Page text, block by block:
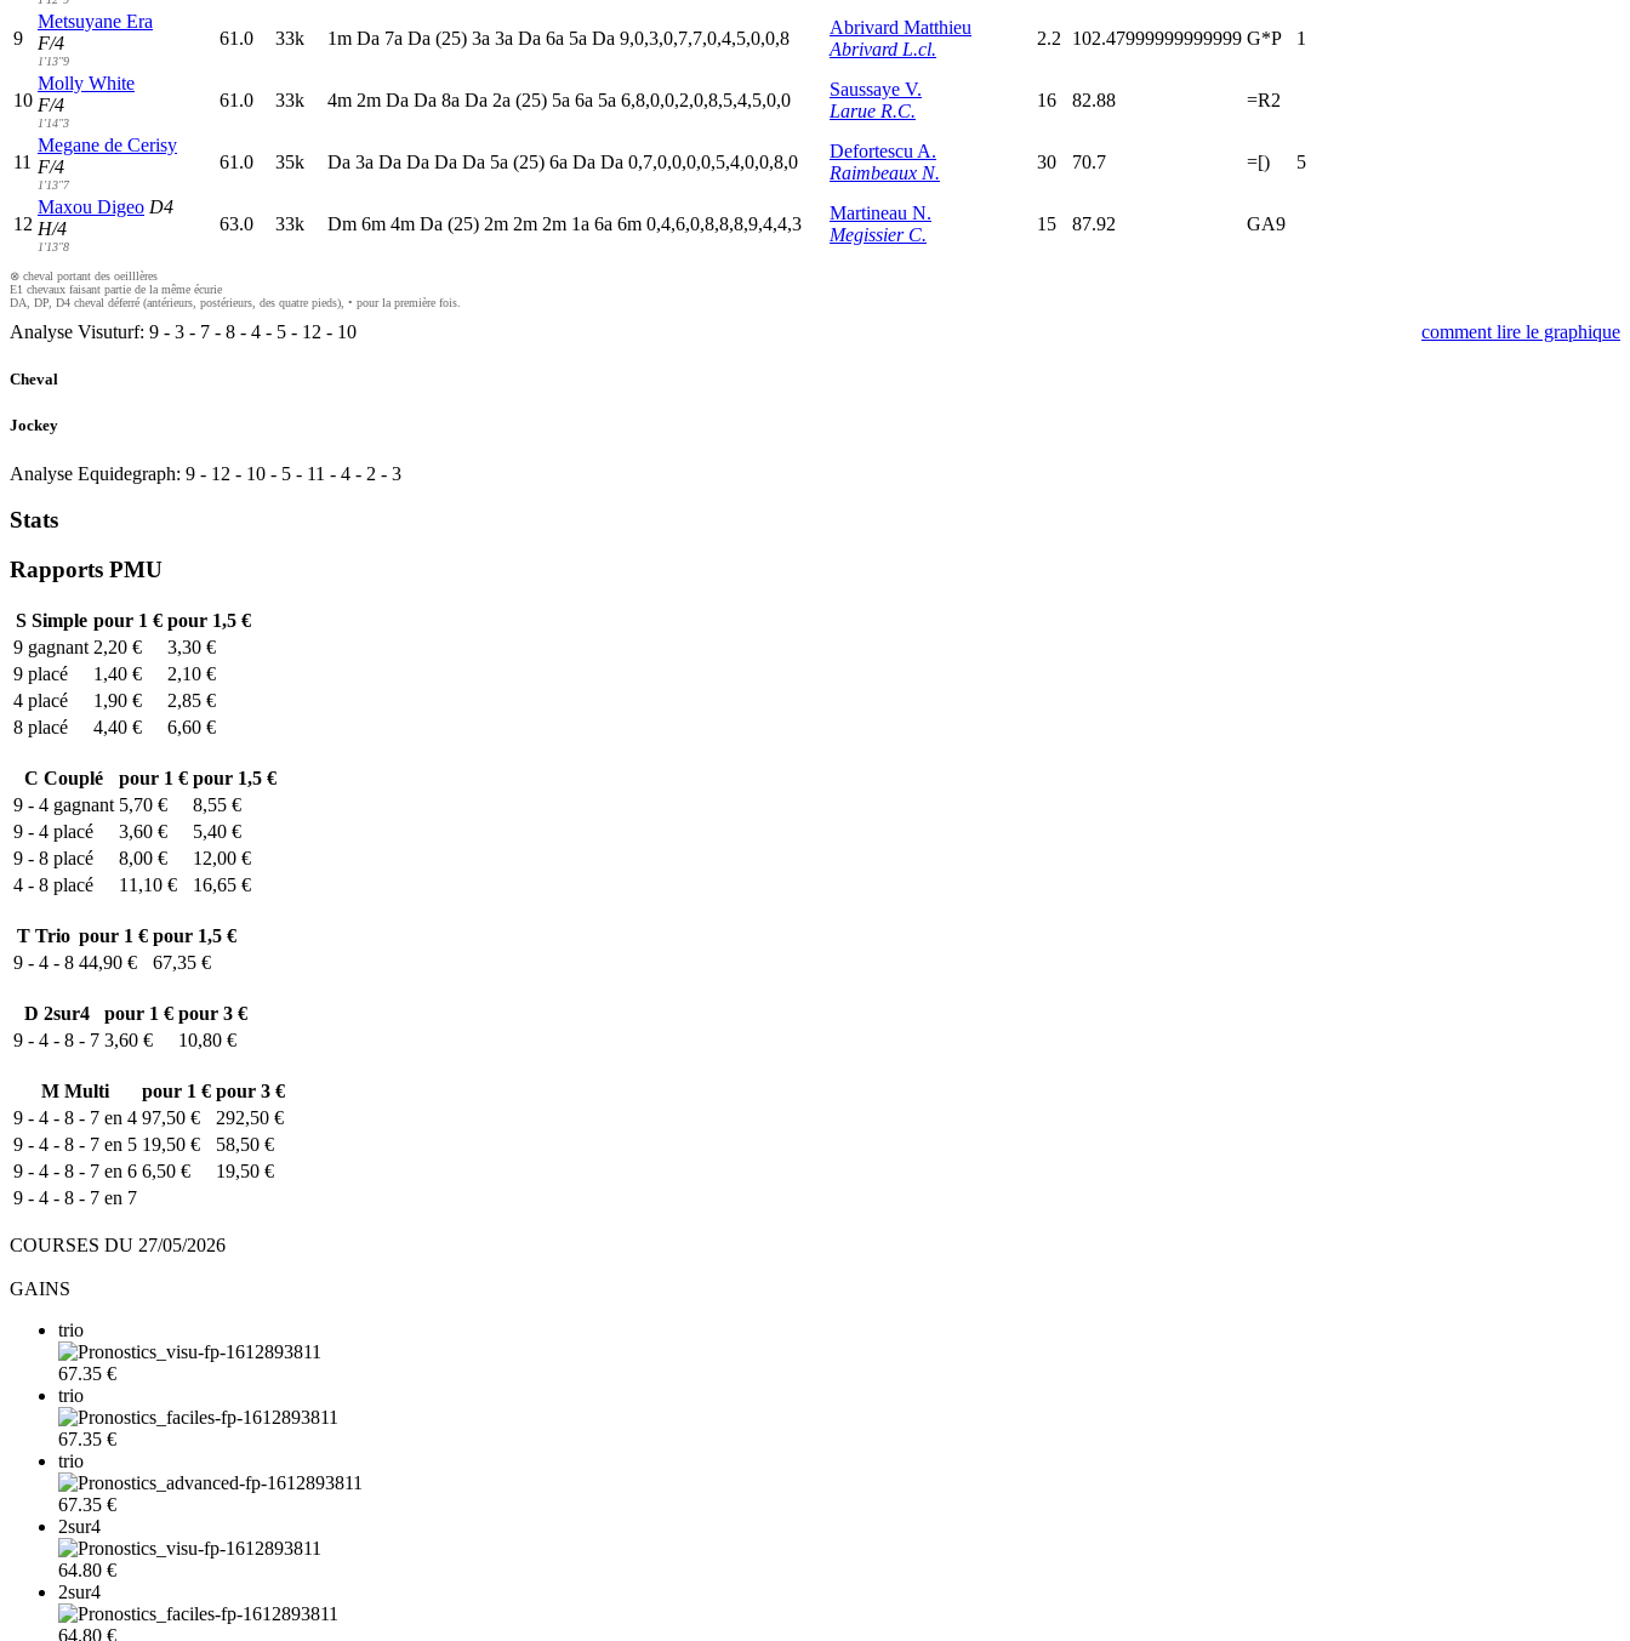
9
Metsuyane Era
F/4
1'13"9
61.0 33k 1m Da 7a Da (25) 3a 3a Da 6a 5a Da 9,0,3,0,7,7,0,4,5,0,0,8
Abrivard Matthieu
Abrivard L.cl.
2.2 102.47999999999999 G*P 1
10
Molly White
F/4
1'14"3
61.0 33k 4m 2m Da Da 8a Da 2a (25) 5a 6a 5a 6,8,0,0,2,0,8,5,4,5,0,0
Saussaye V.
Larue R.C.
16 82.88 =R2
11
Megane de Cerisy
F/4
1'13"7
61.0 35k Da 3a Da Da Da Da 5a (25) 6a Da Da 0,7,0,0,0,0,5,4,0,0,8,0
Defortescu A.
Raimbeaux N.
30 70.7 =[) 5
12
Maxou Digeo D4
H/4
1'13"8
63.0 33k Dm 6m 4m Da (25) 2m 2m 2m 1a 6a 6m 0,4,6,0,8,8,8,9,4,4,3
Martineau N.
Megissier C.
15 87.92 GA9
⊗ cheval portant des oeilllères
E1 chevaux faisant partie de la même écurie
DA, DP, D4 cheval déferré (antérieurs, postérieurs, des quatre pieds), • pour la première fois.
Analyse Visuturf: 9 - 3 - 7 - 8 - 4 - 5 - 12 - 10 comment lire le graphique
Cheval
Jockey
Analyse Equidegraph: 9 - 12 - 10 - 5 - 11 - 4 - 2 - 3
Stats
Rapports PMU
SSimple pour 1 € pour 1,5 €
9 gagnant 2,20 €
3,30 €
9 placé 1,40 €
2,10 €
4 placé 1,90 €
2,85 €
8 placé 4,40 € 6,60 €
C Couplé pour 1 € pour 1,5 €
9 - 4 gagnant 5,70 €
8,55 €
9 - 4 placé 3,60 €
5,40 €
9 - 8 placé 8,00 €
12,00 €
4 - 8 placé 11,10 € 16,65 €
T Trio pour 1 € pour 1,5 €
9 - 4 - 8 44,90 € 67,35 €
D 2sur4 pour 1 € pour 3 €
9 - 4 - 8 - 7 3,60 € 10,80 €
M Multi pour 1 € pour 3 €
9 - 4 - 8 - 7 en 4 97,50 €
292,50 €
9 - 4 - 8 - 7 en 5 19,50 €
58,50 €
9 - 4 - 8 - 7 en 6 6,50 €
19,50 €
9 - 4 - 8 - 7 en 7
COURSES DU 27/05/2026
GAINS
trio
67.35 €
trio
67.35 €
trio
67.35 €
2sur4
64.80 €
2sur4
64.80 €